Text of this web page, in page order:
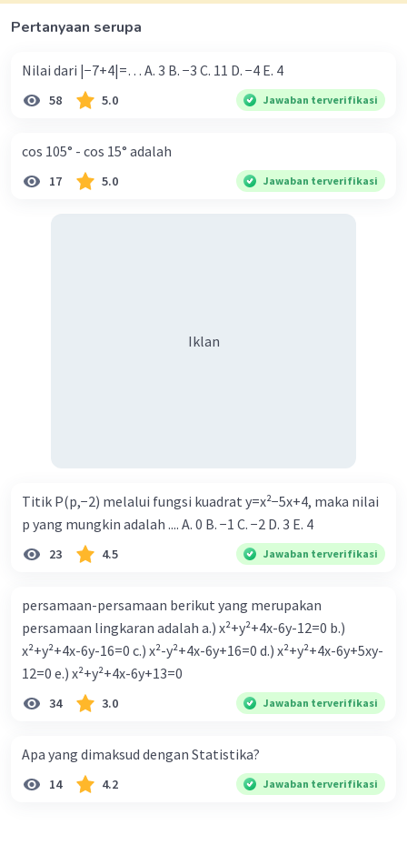
Pertanyaan serupa
Nilai dari |−7+4|=… A. 3 B. −3 C. 11 D. −4 E. 4
58 5.0 Jawaban terverifikasi
cos 105° - cos 15° adalah
17 5.0 Jawaban terverifikasi
Iklan
Titik P(p,−2) melalui fungsi kuadrat y=x²−5x+4, maka nilai
p yang mungkin adalah .... A. 0 B. −1 C. −2 D. 3 E. 4
23 4.5 Jawaban terverifikasi
persamaan-persamaan berikut yang merupakan
persamaan lingkaran adalah a.) x²+y²+4x-6y-12=0 b.)
x²+y²+4x-6y-16=0 c.) x²-y²+4x-6y+16=0 d.) x²+y²+4x-6y+5xy-
12=0 e.) x²+y²+4x-6y+13=0
34 3.0 Jawaban terverifikasi
Apa yang dimaksud dengan Statistika?
14 4.2 Jawaban terverifikasi